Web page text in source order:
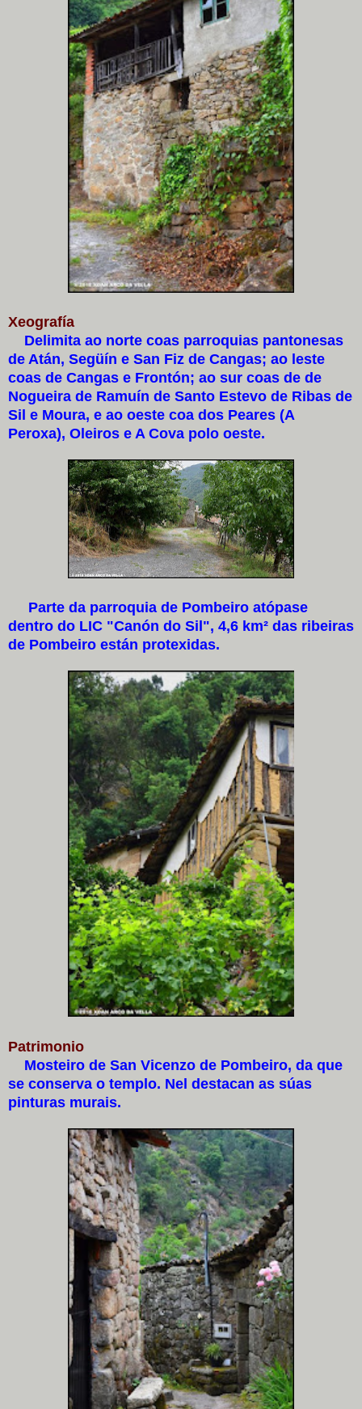
Xeografía
Delimita ao norte coas parroquias pantonesas
de Atán, Següín e San Fiz de Cangas; ao leste
coas de Cangas e Frontón; ao sur coas de de
Nogueira de Ramuín de Santo Estevo de Ribas de
Sil e Moura, e ao oeste coa dos Peares (A
Peroxa), Oleiros e A Cova polo oeste.
Parte da parroquia de Pombeiro atópase
dentro do LIC "Canón do Sil", 4,6 km² das ribeiras
de Pombeiro están protexidas.
Patrimonio
Mosteiro de San Vicenzo de Pombeiro, da que
se conserva o templo. Nel destacan as súas
pinturas murais.